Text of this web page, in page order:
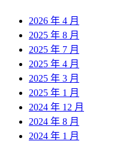
2026 年 4 月
2025 年 8 月
2025 年 7 月
2025 年 4 月
2025 年 3 月
2025 年 1 月
2024 年 12 月
2024 年 8 月
2024 年 1 月